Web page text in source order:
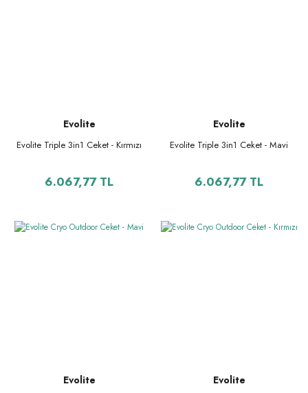
Evolite
Evolite Triple 3in1 Ceket - Kırmızı
6.067,77 TL
Evolite
Evolite Triple 3in1 Ceket - Mavi
6.067,77 TL
Evolite Evolite